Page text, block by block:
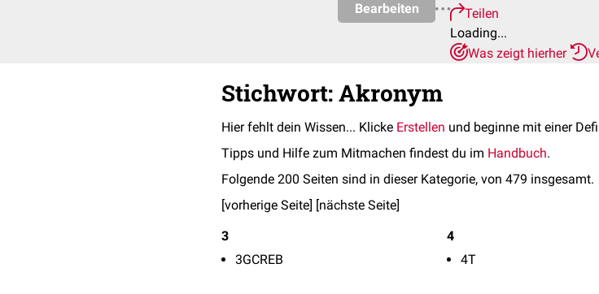
Bearbeiten
Teilen
Loading...
Was zeigt hierher
Stichwort: Akronym
Hier fehlt dein Wissen... Klicke Erstellen und beginne mit einer
Tipps und Hilfe zum Mitmachen findest du im Handbuch.
Folgende 200 Seiten sind in dieser Kategorie, von 479 insgesamt.
[vorherige Seite] [nächste Seite]
3
3GCREB
4
4T